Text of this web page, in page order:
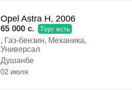
Opel Astra H, 2006
65 000 c. Торг есть
, Газ-бензин, Механика,
Универсал
Душанбе
02 июля